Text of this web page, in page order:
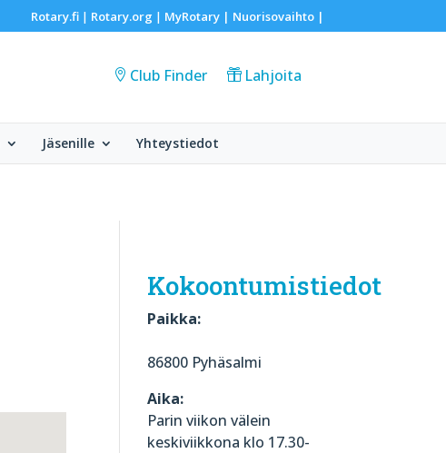
Rotary.fi| Rotary.org | MyRotary | Nuorisovaihto|
Club Finder Lahjoita
Jäsenille Yhteystiedot
Kokoontumistiedot
Paikka:
86800 Pyhäsalmi
Aika:
Parin viikon välein
keskiviikkona klo 17.30-